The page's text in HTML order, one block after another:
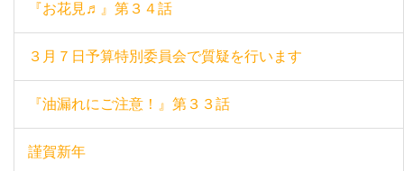
『お花見♬』第３４話
３月７日予算特別委員会で質疑を行います
『油漏れにご注意！』第３３話
謹賀新年